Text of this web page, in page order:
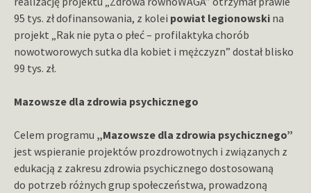
95 tys. zł dofinansowania, z kolei powiat legionowski na
projekt „Rak nie pyta o płeć – profilaktyka chorób
nowotworowych sutka dla kobiet i mężczyzn” dostał blisko
99 tys. zł.
Mazowsze dla zdrowia psychicznego
Celem programu „Mazowsze dla zdrowia psychicznego”
jest wspieranie projektów prozdrowotnych i związanych z
edukacją z zakresu zdrowia psychicznego dostosowaną
do potrzeb różnych grup społeczeństwa, prowadzoną